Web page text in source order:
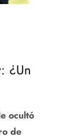
¿Un
ocultó
de